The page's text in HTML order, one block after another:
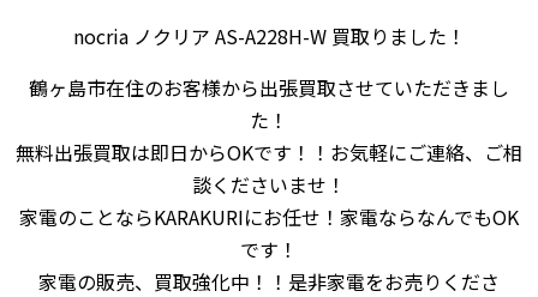
nocria ノクリア AS-A228H-W 買取りました！
鶴ヶ島市在住のお客様から出張買取させていただきまし
た！
無料出張買取は即日からOKです！！お気軽にご連絡、ご相
談くださいませ！
家電のことならKARAKURIにお任せ！家電ならなんでもOK
です！
家電の販売、買取強化中！！是非家電をお売りくださ